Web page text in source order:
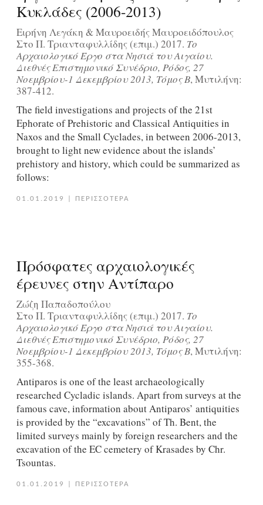
Κυκλάδες (2006-2013)
Ειρήνη Λεγάκη & Μαυροειδής Μαυροειδόπουλος
Στο Π. Τριανταφυλλίδης (επιμ.) 2017. Το
Αρχαιολογικό Έργο στα Νησιά του Αιγαίου.
Διεθνές Επιστημονικό Συνέδριο, Ρόδος, 27
Νοεμβρίου-1 Δεκεμβρίου 2013, Τόμος Β, Μυτιλήνη:
387-412.
The field investigations and projects of the 21st
Ephorate of Prehistoric and Classical Antiquities in
Naxos and the Small Cyclades, in between 2006-2013,
brought to light new evidence about the islands’
prehistory and history, which could be summarized as
follows:
01.01.2019 ΠΕΡΙΣΣΟΤΕΡΑ
Πρόσφατες αρχαιολογικές
έρευνες στην Αντίπαρο
Ζώζη Παπαδοπούλου
Στο Π. Τριανταφυλλίδης (επιμ.) 2017. Το
Αρχαιολογικό Έργο στα Νησιά του Αιγαίου.
Διεθνές Επιστημονικό Συνέδριο, Ρόδος, 27
Νοεμβρίου-1 Δεκεμβρίου 2013, Τόμος Β, Μυτιλήνη:
355-368.
Antiparos is one of the least archaeologically
researched Cycladic islands. Apart from surveys at the
famous cave, information about Antiparos’ antiquities
is provided by the “excavations” of Th. Bent, the
limited surveys mainly by foreign researchers and the
excavation of the EC cemetery of Krasades by Chr.
Tsountas.
01.01.2019 ΠΕΡΙΣΣΟΤΕΡΑ